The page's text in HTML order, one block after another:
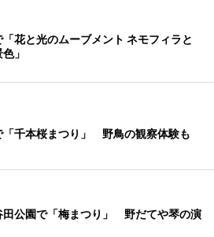
花と光のムーブメント ネモフィラと
」
「千本桜まつり」 野鳥の観察体験も
田公園で「梅まつり」 野だてや琴の演